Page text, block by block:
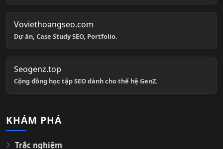
Voviethoangseo.com
Dự án, Case Study SEO, Portfolio.
Seogenz.top
Cộng đồng học tập SEO dành cho thế hệ GenZ.
KHÁM PHÁ
Trắc nghiệm